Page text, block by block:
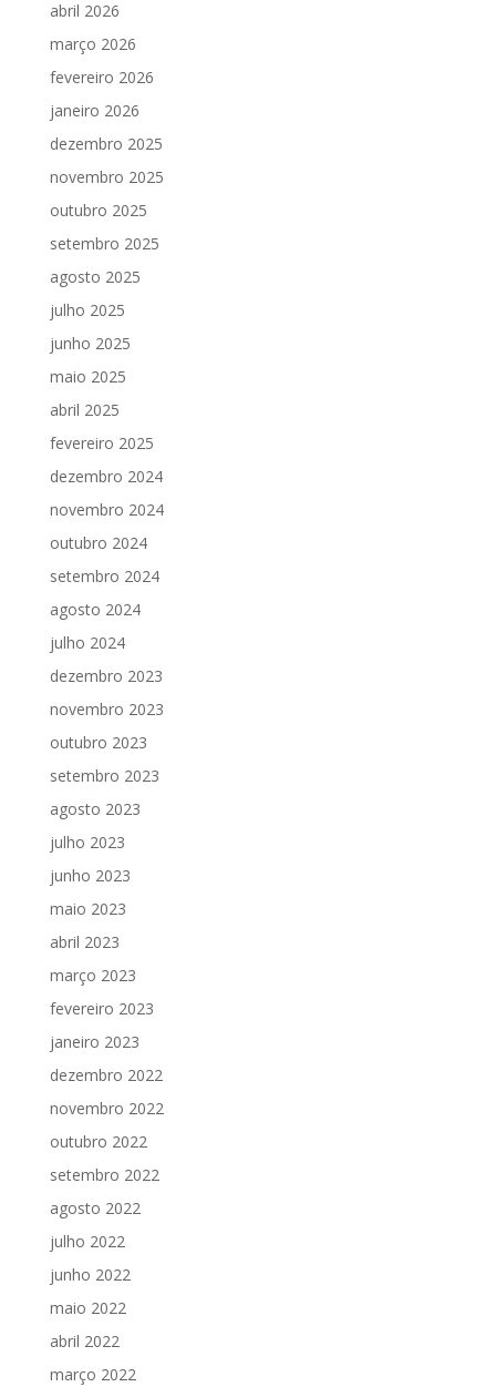
abril 2026
março 2026
fevereiro 2026
janeiro 2026
dezembro 2025
novembro 2025
outubro 2025
setembro 2025
agosto 2025
julho 2025
junho 2025
maio 2025
abril 2025
fevereiro 2025
dezembro 2024
novembro 2024
outubro 2024
setembro 2024
agosto 2024
julho 2024
dezembro 2023
novembro 2023
outubro 2023
setembro 2023
agosto 2023
julho 2023
junho 2023
maio 2023
abril 2023
março 2023
fevereiro 2023
janeiro 2023
dezembro 2022
novembro 2022
outubro 2022
setembro 2022
agosto 2022
julho 2022
junho 2022
maio 2022
abril 2022
março 2022